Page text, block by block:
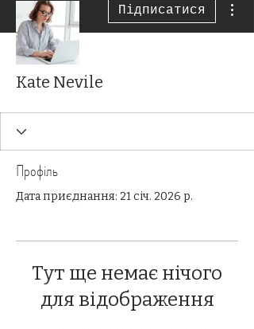
Підписатися
Kate Nevile
Профіль
Дата приєднання: 21 січ. 2026 р.
Тут ще немає нічого
для відображення